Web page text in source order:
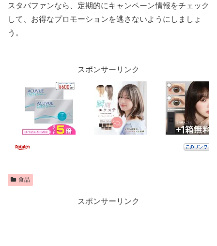
スタバファンなら、定期的にキャンペーン情報をチェック
して、お得なプロモーションを逃さないようにしましょ
う。
スポンサーリンク
食品
スポンサーリンク